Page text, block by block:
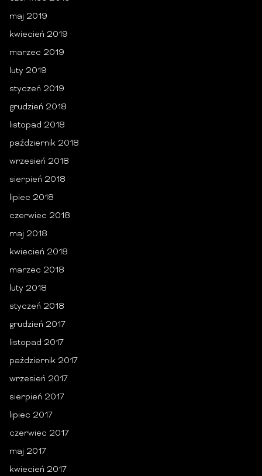
maj 2019
kwiecień 2019
marzec 2019
luty 2019
styczeń 2019
grudzień 2018
listopad 2018
październik 2018
wrzesień 2018
sierpień 2018
lipiec 2018
czerwiec 2018
maj 2018
kwiecień 2018
marzec 2018
luty 2018
styczeń 2018
grudzień 2017
listopad 2017
październik 2017
wrzesień 2017
sierpień 2017
lipiec 2017
czerwiec 2017
maj 2017
kwiecień 2017